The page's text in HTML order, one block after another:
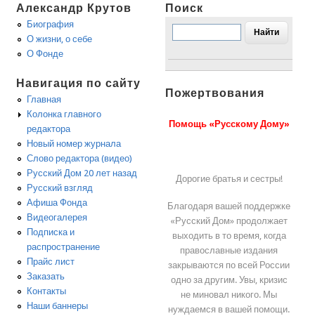
Александр Крутов
Биография
О жизни, о себе
О Фонде
Навигация по сайту
Главная
Колонка главного
редактора
Новый номер журнала
Слово редактора (видео)
Русский Дом 20 лет назад
Русский взгляд
Афиша Фонда
Видеогалерея
Подписка и
распространение
Прайс лист
Заказать
Контакты
Наши баннеры
Поиск
Пожертвования
Помощь «Русскому Дому»
Дорогие братья и сестры!
Благодаря вашей поддержке
«Русский Дом» продолжает
выходить в то время, когда
православные издания
закрываются по всей России
одно за другим. Увы, кризис
не миновал никого. Мы
нуждаемся в вашей помощи.